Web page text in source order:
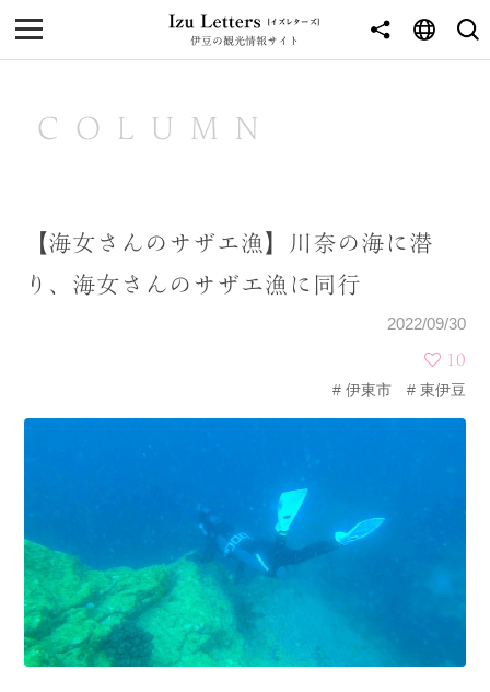
伊豆の観光情報サイト
MENU
NEWS
東伊豆
海 岬
温泉
池・滝・川 山・公園・棚田
COLUMN
【海女さんのサザエ漁】川奈の海に潜
り、海女さんのサザエ漁に同行
2022/09/30
10
伊東市
東伊豆